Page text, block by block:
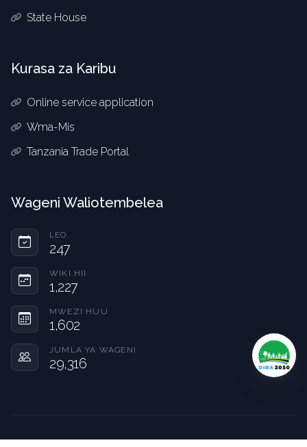
State House
Kurasa za Karibu
Online service application
Wma-Mis
Tanzania Trade Portal
Wageni Waliotembelea
LEO
247
WIKI HII
1,227
MWEZI HUU
1,602
JUMLA YA WAGENI
29,316